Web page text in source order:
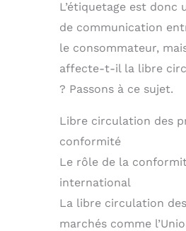
L’étiquetage est
de communication
le consommateur,
affecte-t-il la libre
? Passons à ce sujet.
Libre circulation des
conformité
Le rôle de la
international
La libre circulation
marchés comme